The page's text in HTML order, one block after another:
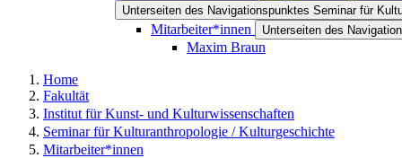
Unterseiten des Navigationspunktes Seminar für
Mitarbeiter*innen Unterseiten des
Maxim Braun
Home
Fakultät
Institut für Kunst- und Kulturwissenschaften
Seminar für Kulturanthropologie / Kulturgeschichte
Mitarbeiter*innen